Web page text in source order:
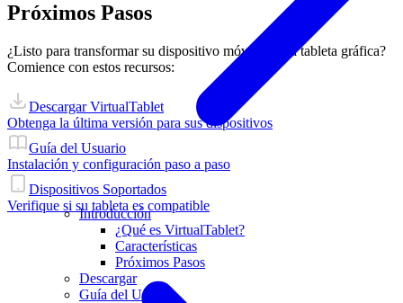
Introducción
¿Qué es VirtualTablet?
Características
Próximos Pasos
Descargar
Guía del Usuario
Próximos Pasos
¿Listo para transformar su dispositivo móvil en una tableta gráfica?
Comience con estos recursos:
Descargar VirtualTablet
Obtenga la última versión para sus dispositivos
Guía del Usuario
Instalación y configuración paso a paso
Dispositivos Soportados
Verifique si su tableta es compatible